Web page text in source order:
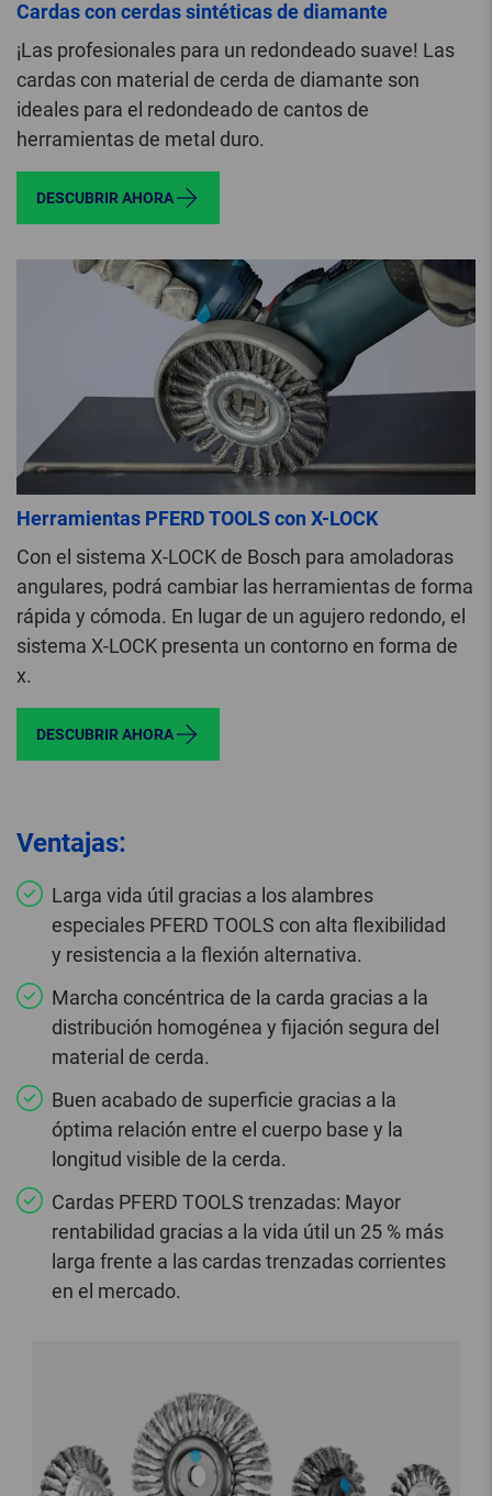
Cardas con cerdas sintéticas de diamante
¡Las profesionales para un redondeado suave! Las
cardas con material de cerda de diamante son
ideales para el redondeado de cantos de
herramientas de metal duro.
DESCUBRIR AHORA
Herramientas PFERD TOOLS con X-LOCK
Con el sistema X-LOCK de Bosch para amoladoras
angulares, podrá cambiar las herramientas de forma
rápida y cómoda. En lugar de un agujero redondo, el
sistema X-LOCK presenta un contorno en forma de
x.
DESCUBRIR AHORA
Ventajas:
Larga vida útil gracias a los alambres
especiales PFERD TOOLS con alta flexibilidad
y resistencia a la flexión alternativa.
Marcha concéntrica de la carda gracias a la
distribución homogénea y fijación segura del
material de cerda.
Buen acabado de superficie gracias a la
óptima relación entre el cuerpo base y la
longitud visible de la cerda.
Cardas PFERD TOOLS trenzadas: Mayor
rentabilidad gracias a la vida útil un 25 % más
larga frente a las cardas trenzadas corrientes
en el mercado.